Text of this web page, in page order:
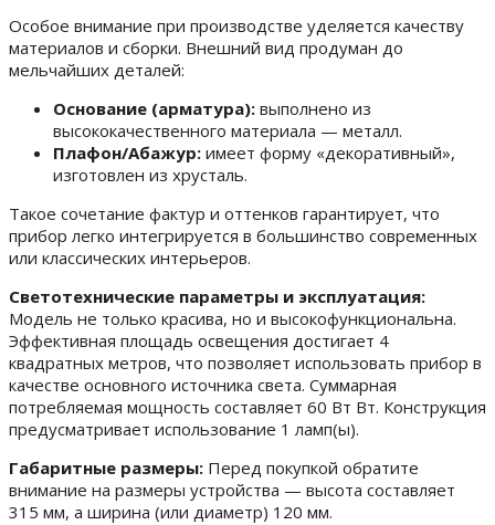
Особое внимание при производстве уделяется качеству
материалов и сборки. Внешний вид продуман до
мельчайших деталей:
Основание (арматура): выполнено из
высококачественного материала — металл.
Плафон/Абажур: имеет форму «декоративный»,
изготовлен из хрусталь.
Такое сочетание фактур и оттенков гарантирует, что
прибор легко интегрируется в большинство современных
или классических интерьеров.
Светотехнические параметры и эксплуатация:
Модель не только красива, но и высокофункциональна.
Эффективная площадь освещения достигает 4
квадратных метров, что позволяет использовать прибор в
качестве основного источника света. Суммарная
потребляемая мощность составляет 60 Вт Вт. Конструкция
предусматривает использование 1 ламп(ы).
Габаритные размеры: Перед покупкой обратите
внимание на размеры устройства — высота составляет
315 мм, а ширина (или диаметр) 120 мм.